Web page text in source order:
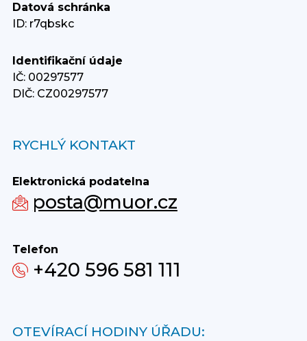
Datová schránka
ID: r7qbskc
Identifikační údaje
IČ: 00297577
DIČ: CZ00297577
RYCHLÝ KONTAKT
Elektronická podatelna
posta@muor.cz
Telefon
+420 596 581 111
OTEVÍRACÍ HODINY ÚŘADU: